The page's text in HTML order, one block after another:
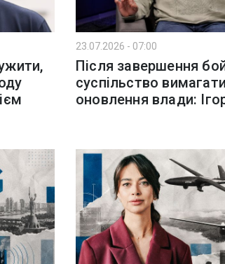
23.07.2026 - 07:00
Після завершення
суспільство
оновлення влади: